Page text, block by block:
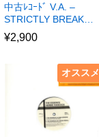
中古ﾚｺｰﾄﾞ V.A. –
STRICTLY BREAK…
¥2,900
オススメ